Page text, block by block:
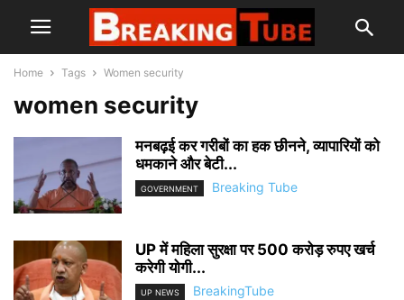
Home Tags Women security
women security
मनबढ़ई कर गरीबों का हक छीनने, व्यापारियों को
धमकाने और बेटी...
GOVERNMENT Breaking Tube
UP में महिला सुरक्षा पर 500 करोड़ रुपए खर्च
करेगी योगी...
UP NEWS BreakingTube